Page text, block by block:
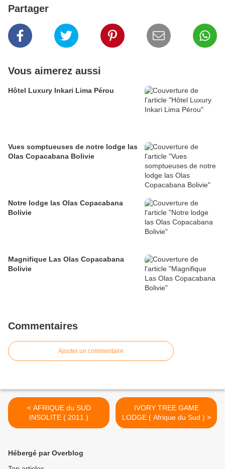
Partager
Vous aimerez aussi
Hôtel Luxury Inkari Lima Pérou
Vues somptueuses de notre lodge las
Olas Copacabana Bolivie
Notre lodge las Olas Copacabana
Bolivie
Magnifique Las Olas Copacabana
Bolivie
Commentaires
Ajouter un commentaire
< AFRIQUE du SUD
INSOLITE ( 2011 )
IVORY TREE GAME
LODGE ( Afrique du Sud ) >
Hébergé par Overblog